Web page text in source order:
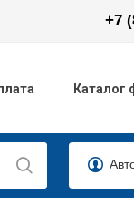
+7
Каталог